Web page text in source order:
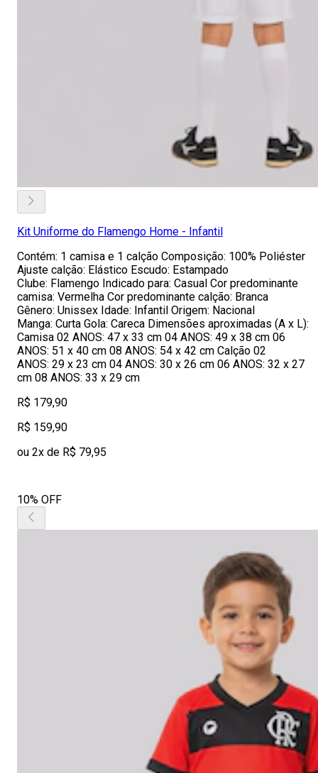
Kit Uniforme do Flamengo Home - Infantil
Contém: 1 camisa e 1 calção Composição: 100% Poliéster
Ajuste calção: Elástico Escudo: Estampado
Clube: Flamengo Indicado para: Casual Cor predominante
camisa: Vermelha Cor predominante calção: Branca
Gênero: Unissex Idade: Infantil Origem: Nacional
Manga: Curta Gola: Careca Dimensões aproximadas (A x L):
Camisa 02 ANOS: 47 x 33 cm 04 ANOS: 49 x 38 cm 06
ANOS: 51 x 40 cm 08 ANOS: 54 x 42 cm Calção 02
ANOS: 29 x 23 cm 04 ANOS: 30 x 26 cm 06 ANOS: 32 x 27
cm 08 ANOS: 33 x 29 cm
R$ 179,90
R$ 159,90
ou 2x de R$ 79,95
10% OFF